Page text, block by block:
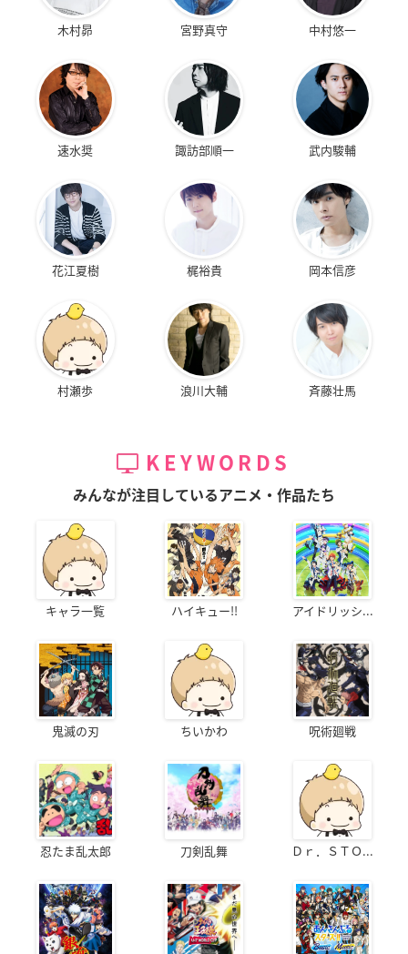
木村昴 宮野真守 中村悠一
速水奨 諏訪部順一 武内駿輔
花江夏樹 梶裕貴 岡本信彦
村瀬歩 浪川大輔 斉藤壮馬
KEYWORDS
みんなが注目しているアニメ・作品たち
キャラ一覧 ハイキュー!! アイドリッシ...
鬼滅の刃 ちいかわ 呪術廻戦
忍たま乱太郎 刀剣乱舞 Ｄｒ．ＳＴＯ...